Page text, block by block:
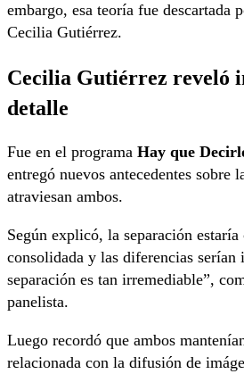
embargo, esa teoría fue descartada
Cecilia Gutiérrez.
Cecilia Gutiérrez reveló
detalle
Fue en el programa Hay que
entregó nuevos antecedentes sobre
atraviesan ambos.
Según explicó, la separación
consolidada y las diferencias
separación es tan irremediable”,
panelista.
Luego recordó que ambos
relacionada con la difusión de